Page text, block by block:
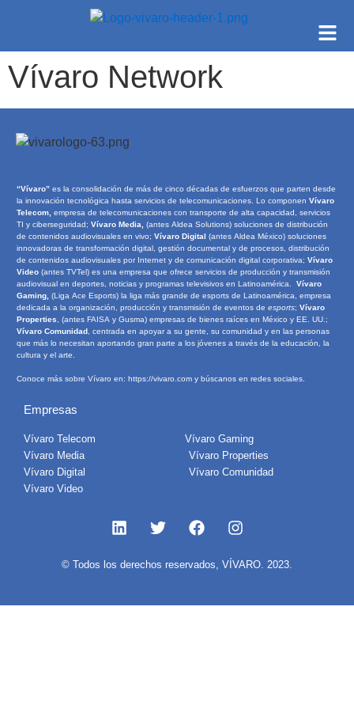
Vívaro Network
“Vívaro” es la consolidación de más de cinco décadas de esfuerzos que parten desde
la innovación tecnológica hasta servicios de telecomunicaciones. Lo componen Vívaro
Telecom, empresa de telecomunicaciones con transporte de alta capacidad, servicios
TI y ciberseguridad; Vívaro Media, (antes Aldea Solutions) soluciones de distribución
de contenidos audiovisuales en vivo; Vívaro Digital (antes Aldea México) soluciones
innovadoras de transformación digital, gestión documental y de procesos, distribución
de contenidos audiovisuales por Internet y de comunicación digital corporativa; Vívaro
Video (antes TVTel) es una empresa que ofrece servicios de producción y transmisión
audiovisual en deportes, noticias y programas televisivos en Latinoamérica. Vívaro
Gaming, (Liga Ace Esports) la liga más grande de esports de Latinoamérica, empresa
dedicada a la organización, producción y transmisión de eventos de esports; Vívaro
Properties, (antes FAISA y Gusma) empresas de bienes raíces en México y EE. UU.;
Vívaro Comunidad , centrada en apoyar a su gente, su comunidad y en las personas
que más lo necesitan aportando gran parte a los jóvenes a través de la educación, la
cultura y el arte.
Conoce más sobre Vívaro en: https://vivaro.com y búscanos en redes sociales.
Empresas
Vívaro Telecom
Vívaro Media
Vívaro Digital
Vívaro Video
Vívaro Gaming
Vívaro Properties
Vívaro Comunidad
© Todos los derechos reservados, VÍVARO. 2023.